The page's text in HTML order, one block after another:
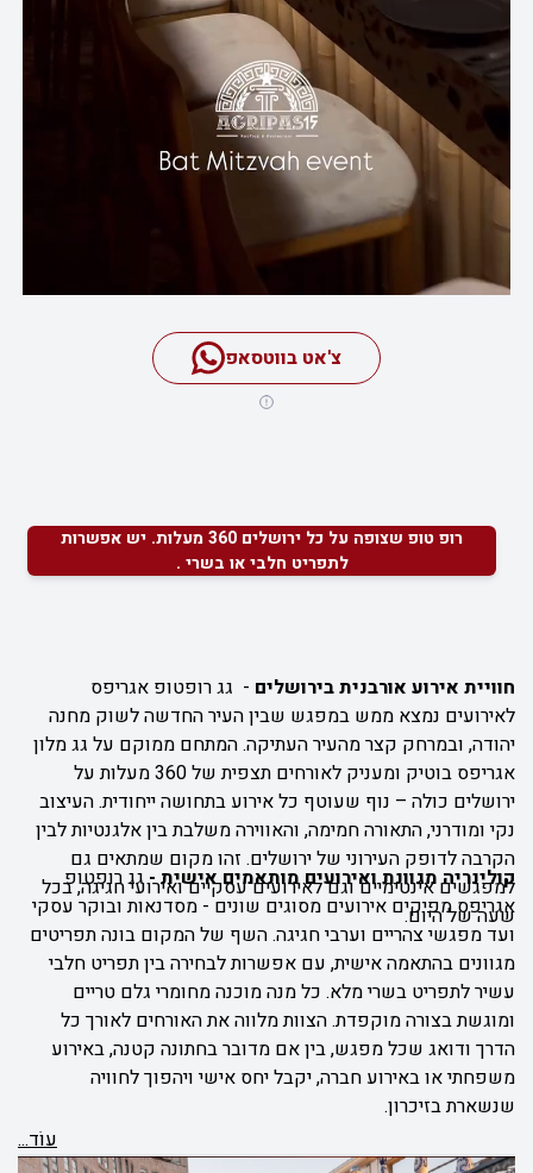
צ'אט בווטסאפ
רופ טופ שצופה על כל ירושלים 360 מעלות. יש אפשרות
לתפריט חלבי או בשרי .
חוויית אירוע אורבנית בירושלים - גג רופטופ אגריפס
לאירועים נמצא ממש במפגש שבין העיר החדשה לשוק מחנה
יהודה, ובמרחק קצר מהעיר העתיקה. המתחם ממוקם על גג מלון
אגריפס בוטיק ומעניק לאורחים תצפית של 360 מעלות על
ירושלים כולה – נוף שעוטף כל אירוע בתחושה ייחודית. העיצוב
נקי ומודרני, התאורה חמימה, והאווירה משלבת בין אלגנטיות לבין
הקרבה לדופק העירוני של ירושלים. זהו מקום שמתאים גם
למפגשים אינטימיים וגם לאירועים עסקיים ואירועי חגיגה, בכל
שעה של היום.
קולינריה מגוונת ואירועים מותאמים אישית -גג רופטופ
אגריפס מפיקים אירועים מסוגים שונים - מסדנאות ובוקר עסקי
ועד מפגשי צהריים וערבי חגיגה. השף של המקום בונה תפריטים
מגוונים בהתאמה אישית, עם אפשרות לבחירה בין תפריט חלבי
עשיר לתפריט בשרי מלא. כל מנה מוכנה מחומרי גלם טריים
ומוגשת בצורה מוקפדת. הצוות מלווה את האורחים לאורך כל
הדרך ודואג שכל מפגש, בין אם מדובר בחתונה קטנה, באירוע
משפחתי או באירוע חברה, יקבל יחס אישי ויהפוך לחוויה
שנשארת בזיכרון.
עוֹד...